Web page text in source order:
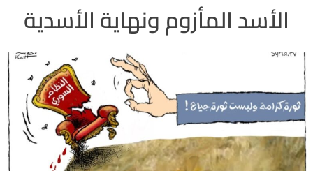
الأسد المأزوم ونهاية الأسدية